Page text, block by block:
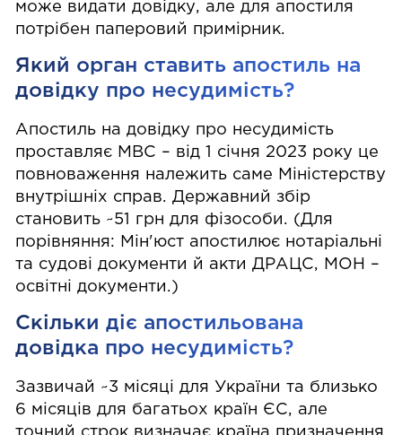
може видати довідку, але для апостиля
потрібен паперовий примірник.
Який орган ставить апостиль на
довідку про несудимість?
Апостиль на довідку про несудимість
проставляє МВС – від 1 січня 2023 року це
повноваження належить саме Міністерству
внутрішніх справ. Державний збір
становить ~51 грн для фізособи. (Для
порівняння: Мін'юст апостилює нотаріальні
та судові документи й акти ДРАЦС, МОН –
освітні документи.)
Скільки діє апостильована
довідка про несудимість?
Зазвичай ~3 місяці для України та близько
6 місяців для багатьох країн ЄС, але